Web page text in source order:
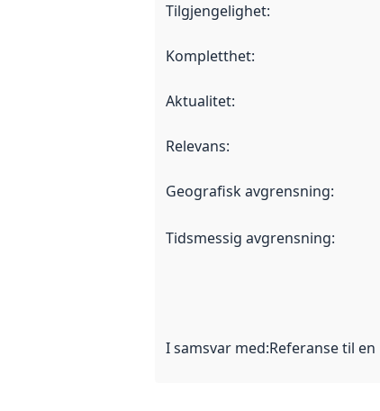
Tilgjengelighet:
Kompletthet:
Aktualitet:
Relevans:
Geografisk avgrensning:
Tidsmessig avgrensning:
I samsvar med:Referanse til